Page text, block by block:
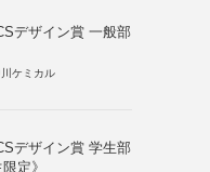
デザイン賞 一般部
ケミカル
デザイン賞 学生部
定》